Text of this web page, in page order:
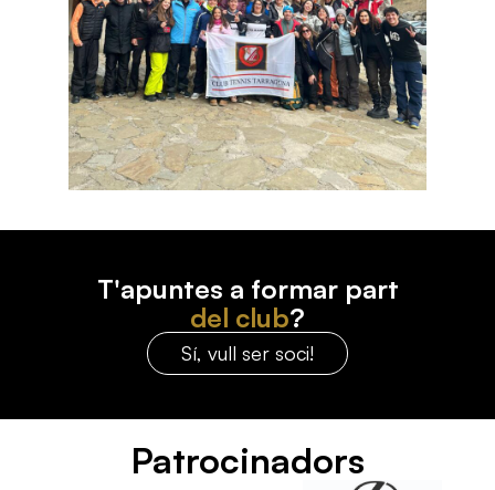
T'apuntes a formar part
del club?
Sí, vull ser soci!
Patrocinadors